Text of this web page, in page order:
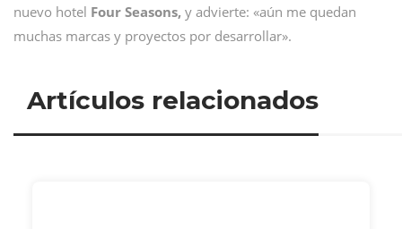
nuevo hotel Four Seasons, y advierte: «aún me quedan
muchas marcas y proyectos por desarrollar».
Artículos relacionados